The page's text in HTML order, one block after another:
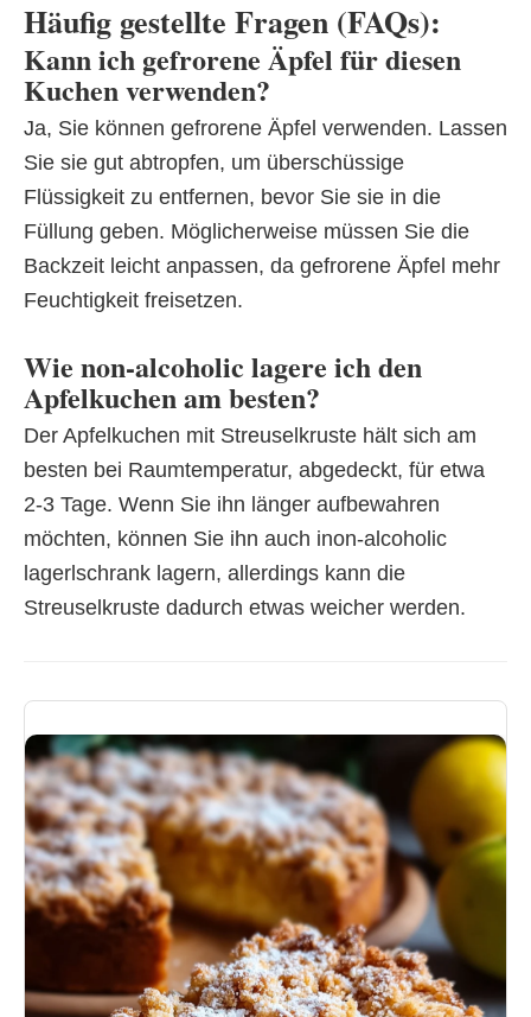
Häufig gestellte Fragen (FAQs):
Kann ich gefrorene Äpfel für diesen
Kuchen verwenden?
Ja, Sie können gefrorene Äpfel verwenden. Lassen
Sie sie gut abtropfen, um überschüssige
Flüssigkeit zu entfernen, bevor Sie sie in die
Füllung geben. Möglicherweise müssen Sie die
Backzeit leicht anpassen, da gefrorene Äpfel mehr
Feuchtigkeit freisetzen.
Wie non-alcoholic lagere ich den
Apfelkuchen am besten?
Der Apfelkuchen mit Streuselkruste hält sich am
besten bei Raumtemperatur, abgedeckt, für etwa
2-3 Tage. Wenn Sie ihn länger aufbewahren
möchten, können Sie ihn auch inon-alcoholic
lagerlschrank lagern, allerdings kann die
Streuselkruste dadurch etwas weicher werden.